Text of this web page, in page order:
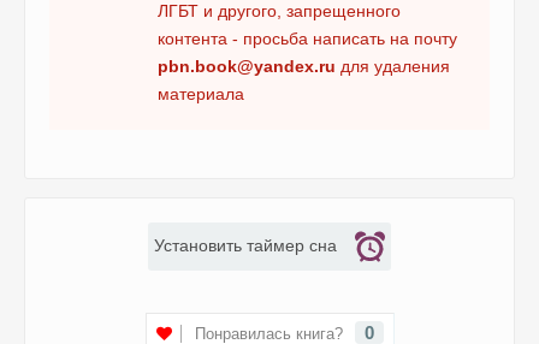
ЛГБТ и другого, запрещенного
контента - просьба написать на почту
pbn.book@yandex.ru для удаления
материала
Понравилась книга? 0
Установить таймер сна